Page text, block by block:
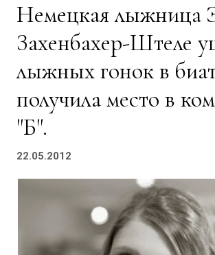
Немецкая лыжница Эви
Захенбахер-Штеле
лыжных гонок в
получила место в
"Б".
22.05.2012